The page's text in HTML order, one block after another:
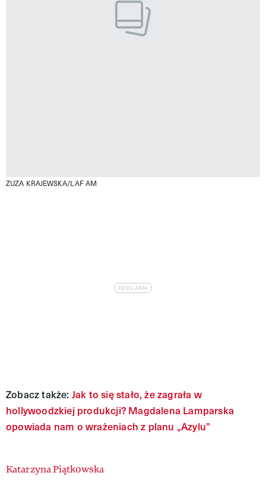
ZUZA KRAJEWSKA/LAF AM
Zobacz także: Jak to się stało, że zagrała w
hollywoodzkiej produkcji? Magdalena Lamparska
opowiada nam o wrażeniach z planu „Azylu”
Authors
Katarzyna Piątkowska